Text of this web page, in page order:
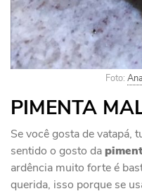
Foto:
PIMENTA
Se você gosta de vatapá,
sentido o gosto da
ardência muito forte é
querida, isso porque se